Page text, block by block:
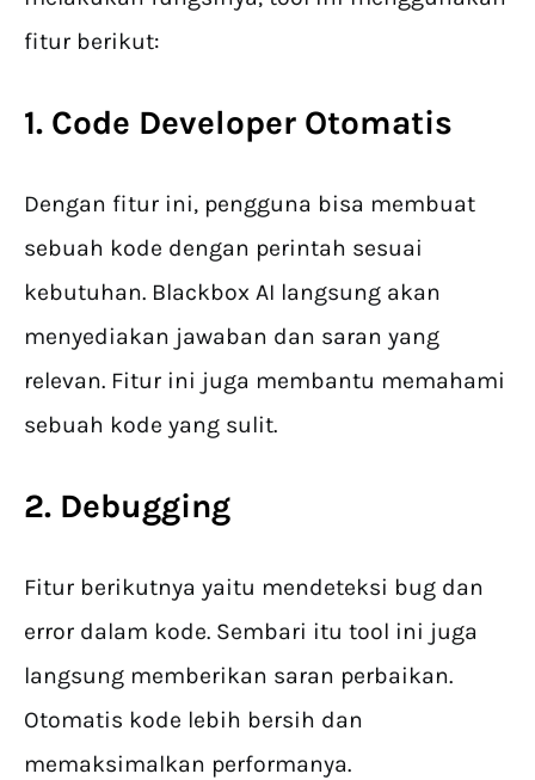
fitur berikut:
1. Code Developer Otomatis
Dengan fitur ini, pengguna bisa membuat
sebuah kode dengan perintah sesuai
kebutuhan. Blackbox AI langsung akan
menyediakan jawaban dan saran yang
relevan. Fitur ini juga membantu memahami
sebuah kode yang sulit.
2. Debugging
Fitur berikutnya yaitu mendeteksi bug dan
error dalam kode. Sembari itu tool ini juga
langsung memberikan saran perbaikan.
Otomatis kode lebih bersih dan
memaksimalkan performanya.